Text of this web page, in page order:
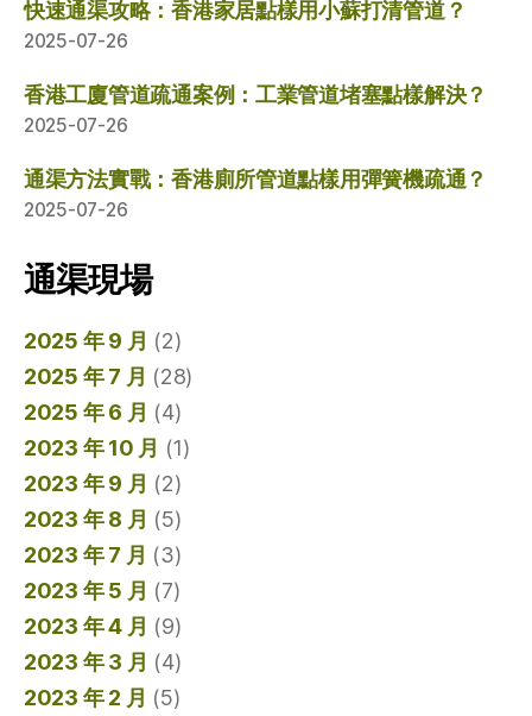
快速通渠攻略：香港家居點樣用小蘇打清管道？
2025-07-26
香港工廈管道疏通案例：工業管道堵塞點樣解決？
2025-07-26
通渠方法實戰：香港廁所管道點樣用彈簧機疏通？
2025-07-26
通渠現場
2025 年 9 月 (2)
2025 年 7 月 (28)
2025 年 6 月 (4)
2023 年 10 月 (1)
2023 年 9 月 (2)
2023 年 8 月 (5)
2023 年 7 月 (3)
2023 年 5 月 (7)
2023 年 4 月 (9)
2023 年 3 月 (4)
2023 年 2 月 (5)